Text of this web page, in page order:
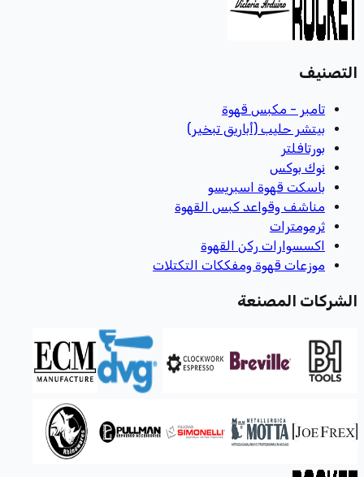
التصنيف
تامبر - مكبس قهوة
بيتشر حليب (أباريق تبخير)
بورتافلتر
نوك بوكس
باسكت قهوة اسبريسو
مناشف وقواعد كبس القهوة
ثرمومترات
اكسسوارات ركن القهوة
موزعات قهوة ومفككات التكتلات
الشركات المصنعة